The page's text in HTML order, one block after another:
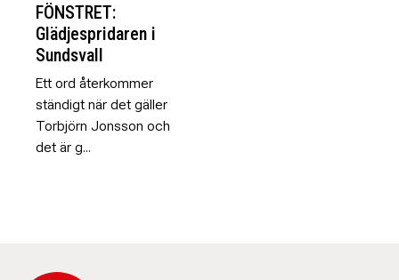
FÖNSTRET:
Glädjespridaren i
Sundsvall
Ett ord återkommer
ständigt när det gäller
Torbjörn Jonsson och
det är g...